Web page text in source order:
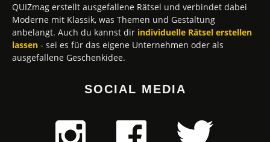
QUIZmag erstellt ausgefallene Rätsel und verbindet dabei
Moderne mit Klassik, was Themen und Gestaltung
anbelangt. Auch du kannst dir individuelle Rätsel erstellen
lassen - sei es für das eigene Unternehmen oder als
ausgefallene Geschenkidee.
SOCIAL MEDIA